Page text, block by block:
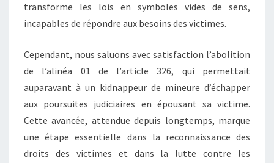
transforme les lois en symboles vides de sens,
incapables de répondre aux besoins des victimes.
Cependant, nous saluons avec satisfaction l’abolition
de l’alinéa 01 de l’article 326, qui permettait
auparavant à un kidnappeur de mineure d’échapper
aux poursuites judiciaires en épousant sa victime.
Cette avancée, attendue depuis longtemps, marque
une étape essentielle dans la reconnaissance des
droits des victimes et dans la lutte contre les